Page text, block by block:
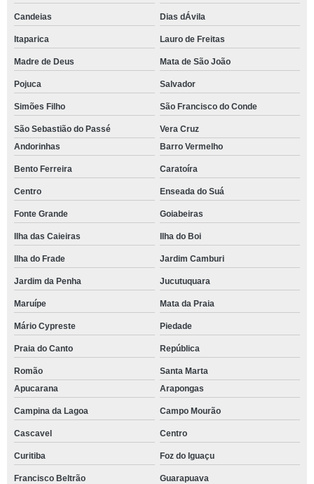
Candeias Dias dÁvila
Itaparica Lauro de Freitas
Madre de Deus Mata de São João
Pojuca Salvador
Simões Filho São Francisco do Conde
São Sebastião do Passé
Vera Cruz
Andorinhas
Barro Vermelho
Bento Ferreira Caratoíra
Centro Enseada do Suá
Fonte Grande Goiabeiras
Ilha das Caieiras Ilha do Boi
Ilha do Frade Jardim Camburi
Jardim da Penha Jucutuquara
Maruípe Mata da Praia
Mário Cypreste Piedade
Praia do Canto República
Romão
Santa Marta
Apucarana
Arapongas
Campina da Lagoa Campo Mourão
Cascavel Centro
Curitiba Foz do Iguaçu
Francisco Beltrão Guarapuava